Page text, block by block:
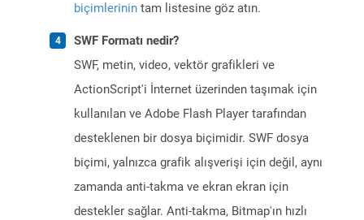
biçimlerinin tam listesine göz atın.
SWF Formatı nedir?
SWF, metin, video, vektör grafikleri ve
ActionScript'i İnternet üzerinden taşımak için
kullanılan ve Adobe Flash Player tarafından
desteklenen bir dosya biçimidir. SWF dosya
biçimi, yalnızca grafik alışverişi için değil, aynı
zamanda anti-takma ve ekran ekran için
destekler sağlar. Anti-takma, Bitmap'ın hızlı